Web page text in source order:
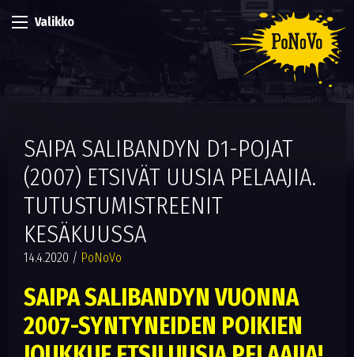
Valikko
SAIPA SALIBANDYN D1-POJAT
(2007) ETSIVÄT UUSIA PELAAJIA.
TUTUSTUMISTREENIT
KESÄKUUSSA
14.4.2020 / PoNoVo
SAIPA SALIBANDYN VUONNA
2007-SYNTYNEIDEN POIKIEN